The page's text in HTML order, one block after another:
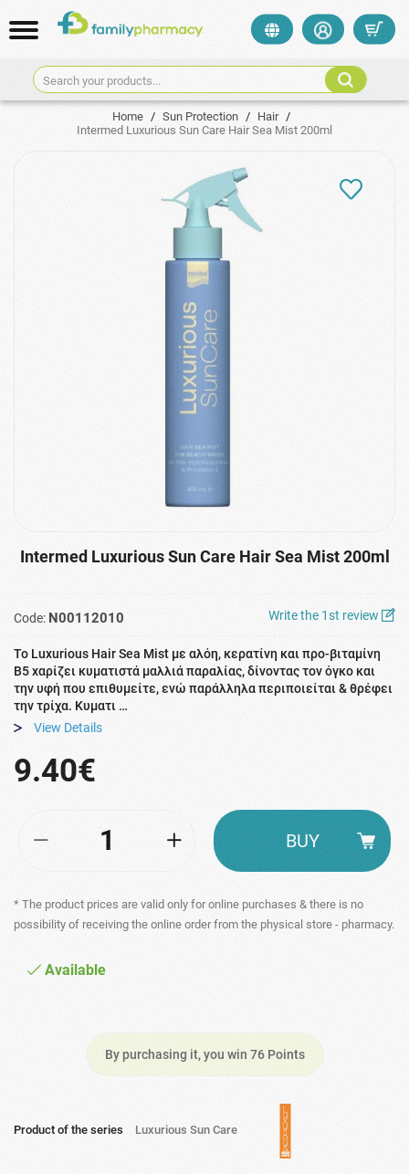
Search your products...
Home / Sun Protection / Hair /
Intermed Luxurious Sun Care Hair Sea Mist 200ml
Intermed Luxurious Sun Care Hair Sea Mist 200ml
Code: N00112010 Write the 1st review
To Luxurious Hair Sea Mist με αλόη, κερατίνη και προ-βιταμίνη
Β5 xαρίζει κυματιστά μαλλιά παραλίας, δίνοντας τον όγκο και
την υφή που επιθυμείτε, ενώ παράλληλα περιποιείται & θρέφει
την τρίχα. Κυματι …
View Details
9.40€
* The product prices are valid only for online purchases & there is no
possibility of receiving the online order from the physical store - pharmacy.
Available
By purchasing it, you win 76 Points
BUY
Product of the series Luxurious Sun Care